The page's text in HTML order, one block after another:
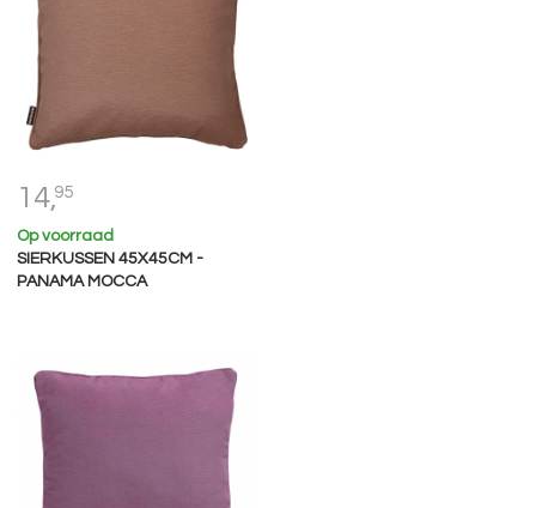
14,95
Op voorraad
SIERKUSSEN 45X45CM -
PANAMA MOCCA